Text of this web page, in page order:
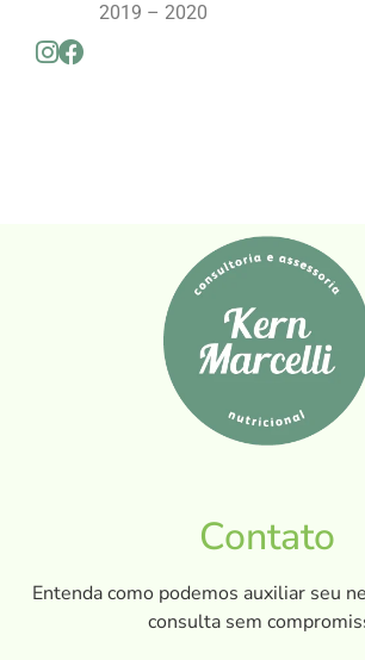
2019 – 2020
Contato
Entenda como podemos auxiliar seu
consulta sem